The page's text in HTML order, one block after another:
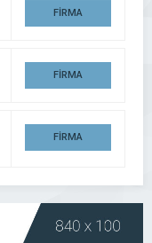
FİRMA
FİRMA
FİRMA